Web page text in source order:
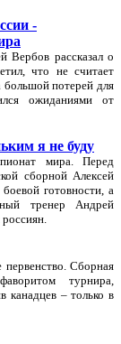
-
Вербов рассказал о
что не считает
большой потерей для
ожиданиями от
я не буду
мира. Перед
сборной Алексей
готовности, а
тренер Андрей
Сборная
турнира,
канадцев – только в